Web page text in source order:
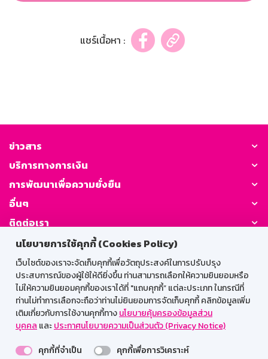
นโยบายการใช้คุกกี้ (Cookies Policy)
เว็บไซต์ของเราจะจัดเก็บคุกกี้เพื่อวัตถุประสงค์ในการปรับปรุง
ประสบการณ์ของผู้ใช้ให้ดียิ่งขึ้น ท่านสามารถเลือกให้ความยินยอมหรือ
ไม่ให้ความยินยอมคุกกี้ของเราได้ที่ "แถบคุกกี้” แต่ละประเภท ในกรณีที่
ท่านไม่ทำการเลือกจะถือว่าท่านไม่ยินยอมการจัดเก็บคุกกี้ คลิกข้อมูลเพิ่ม
เติมเกี่ยวกับการใช้งานคุกกี้ทางนโยบายคุ้มครองข้อมูลส่วน
บุคคล และประกาศนโยบายความเป็นส่วนตัว (Privacy Notice)
คุกกี้ที่จำเป็น
คุกกี้เพื่อการวิเคราะห์
แชร์เนื้อหา :
ข่าวสาร
บริการทางการเงิน
การพัฒนาเพื่อความยั่งยืน
อื่นๆ
ติดต่อเรา
GSB Society:
สำหรับพนักงาน
Web HR
GSB Wisdom
M-Search
เข้าสู่ระบบเน็ตเมล